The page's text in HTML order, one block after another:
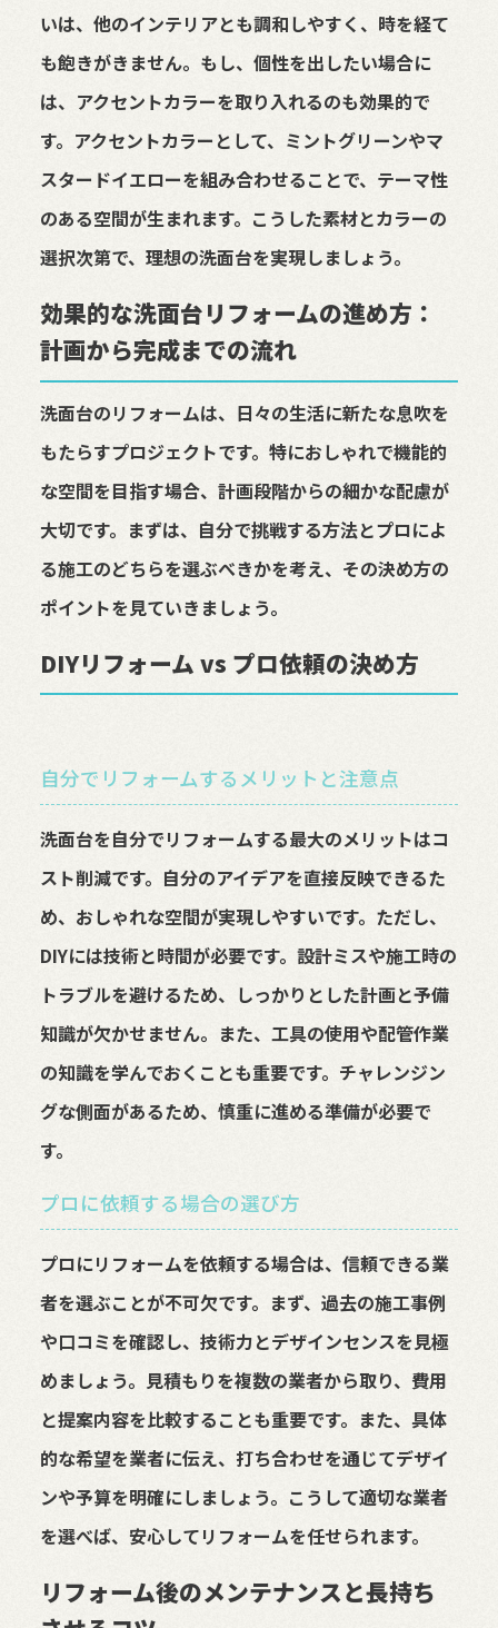
いは、他のインテリアとも調和しやすく、時を経て
も飽きがきません。もし、個性を出したい場合に
は、アクセントカラーを取り入れるのも効果的で
す。アクセントカラーとして、ミントグリーンやマ
スタードイエローを組み合わせることで、テーマ性
のある空間が生まれます。こうした素材とカラーの
選択次第で、理想の洗面台を実現しましょう。
効果的な洗面台リフォームの進め方：
計画から完成までの流れ
洗面台のリフォームは、日々の生活に新たな息吹を
もたらすプロジェクトです。特におしゃれで機能的
な空間を目指す場合、計画段階からの細かな配慮が
大切です。まずは、自分で挑戦する方法とプロによ
る施工のどちらを選ぶべきかを考え、その決め方の
ポイントを見ていきましょう。
DIYリフォーム vs プロ依頼の決め方
自分でリフォームするメリットと注意点
洗面台を自分でリフォームする最大のメリットはコ
スト削減です。自分のアイデアを直接反映できるた
め、おしゃれな空間が実現しやすいです。ただし、
DIYには技術と時間が必要です。設計ミスや施工時の
トラブルを避けるため、しっかりとした計画と予備
知識が欠かせません。また、工具の使用や配管作業
の知識を学んでおくことも重要です。チャレンジン
グな側面があるため、慎重に進める準備が必要で
す。
プロに依頼する場合の選び方
プロにリフォームを依頼する場合は、信頼できる業
者を選ぶことが不可欠です。まず、過去の施工事例
や口コミを確認し、技術力とデザインセンスを見極
めましょう。見積もりを複数の業者から取り、費用
と提案内容を比較することも重要です。また、具体
的な希望を業者に伝え、打ち合わせを通じてデザイ
ンや予算を明確にしましょう。こうして適切な業者
を選べば、安心してリフォームを任せられます。
リフォーム後のメンテナンスと長持ち